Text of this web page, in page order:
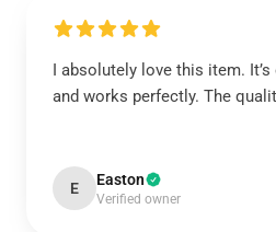
I absolutely love this item.
and works perfectly. The
E Easton
Verified owner